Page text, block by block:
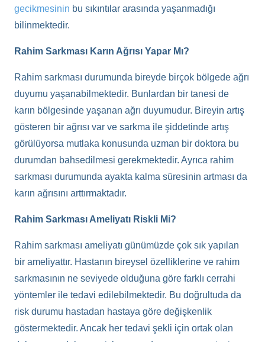
gecikmesinin bu sıkıntılar arasında yaşanmadığı
bilinmektedir.
Rahim Sarkması Karın Ağrısı Yapar Mı?
Rahim sarkması durumunda bireyde birçok bölgede ağrı
duyumu yaşanabilmektedir. Bunlardan bir tanesi de
karın bölgesinde yaşanan ağrı duyumudur. Bireyin artış
gösteren bir ağrısı var ve sarkma ile şiddetinde artış
görülüyorsa mutlaka konusunda uzman bir doktora bu
durumdan bahsedilmesi gerekmektedir. Ayrıca rahim
sarkması durumunda ayakta kalma süresinin artması da
karın ağrısını arttırmaktadır.
Rahim Sarkması Ameliyatı Riskli Mi?
Rahim sarkması ameliyatı günümüzde çok sık yapılan
bir ameliyattır. Hastanın bireysel özelliklerine ve rahim
sarkmasının ne seviyede olduğuna göre farklı cerrahi
yöntemler ile tedavi edilebilmektedir. Bu doğrultuda da
risk durumu hastadan hastaya göre değişkenlik
göstermektedir. Ancak her tedavi şekli için ortak olan